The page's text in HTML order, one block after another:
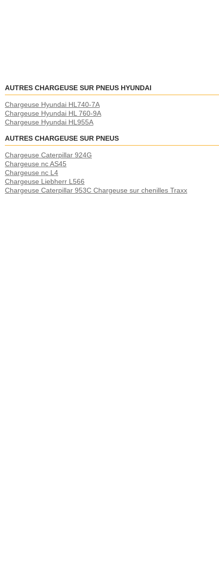
AUTRES CHARGEUSE SUR PNEUS HYUNDAI
Chargeuse Hyundai HL740-7A
Chargeuse Hyundai HL 760-9A
Chargeuse Hyundai HL955A
AUTRES CHARGEUSE SUR PNEUS
Chargeuse Caterpillar 924G
Chargeuse nc AS45
Chargeuse nc L4
Chargeuse Liebherr L566
Chargeuse Caterpillar 953C Chargeuse sur chenilles Traxx